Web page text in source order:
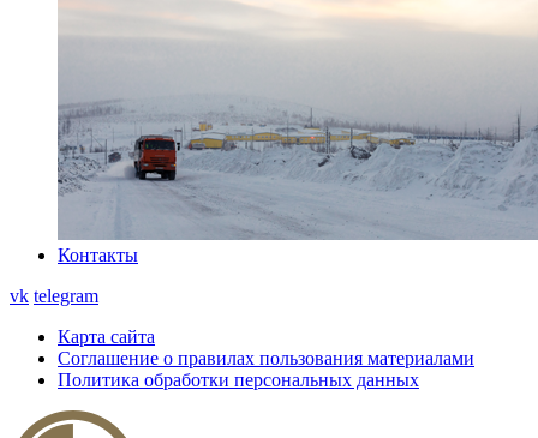
Контакты
vk telegram
Карта сайта
Соглашение о правилах пользования материалами
Политика обработки персональных данных